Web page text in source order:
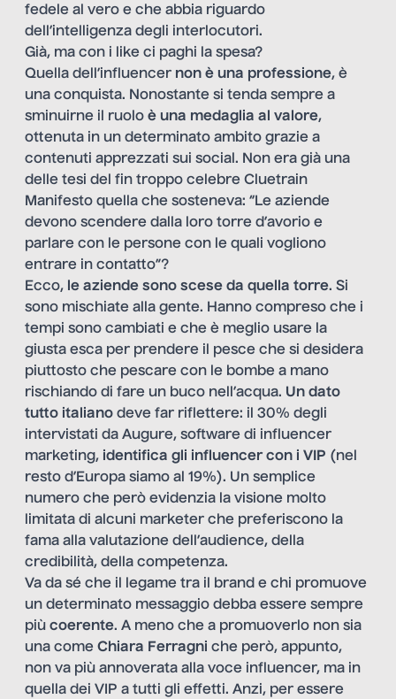
fedele al vero e che abbia riguardo
dell’intelligenza degli interlocutori.
Già, ma con i like ci paghi la spesa?
Quella dell’influencer non è una professione, è
una conquista. Nonostante si tenda sempre a
sminuirne il ruolo è una medaglia al valore,
ottenuta in un determinato ambito grazie a
contenuti apprezzati sui social. Non era già una
delle tesi del fin troppo celebre Cluetrain
Manifesto quella che sosteneva: “Le aziende
devono scendere dalla loro torre d’avorio e
parlare con le persone con le quali vogliono
entrare in contatto”?
Ecco, le aziende sono scese da quella torre. Si
sono mischiate alla gente. Hanno compreso che i
tempi sono cambiati e che è meglio usare la
giusta esca per prendere il pesce che si desidera
piuttosto che pescare con le bombe a mano
rischiando di fare un buco nell’acqua. Un dato
tutto italiano deve far riflettere: il 30% degli
intervistati da Augure, software di influencer
marketing, identifica gli influencer con i VIP (nel
resto d’Europa siamo al 19%). Un semplice
numero che però evidenzia la visione molto
limitata di alcuni marketer che preferiscono la
fama alla valutazione dell’audience, della
credibilità, della competenza.
Va da sé che il legame tra il brand e chi promuove
un determinato messaggio debba essere sempre
più coerente. A meno che a promuoverlo non sia
una come Chiara Ferragni che però, appunto,
non va più annoverata alla voce influencer, ma in
quella dei VIP a tutti gli effetti. Anzi, per essere